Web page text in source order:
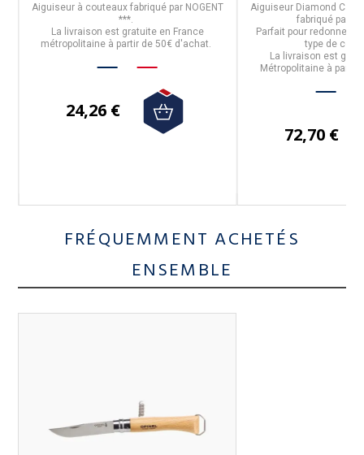
Aiguiseur à couteauxfabriqué par NOGENT
***
La livraison est gratuite en France
métropolitaine à partir de 50€ d'achat.
24,26 €
Aiguiseur Diamond
fabriqué par
Parfait pour redonner
type de
La livraison est
Métropolitaine à partir
72,70 €
FRÉQUEMMENT ACHETÉS
ENSEMBLE